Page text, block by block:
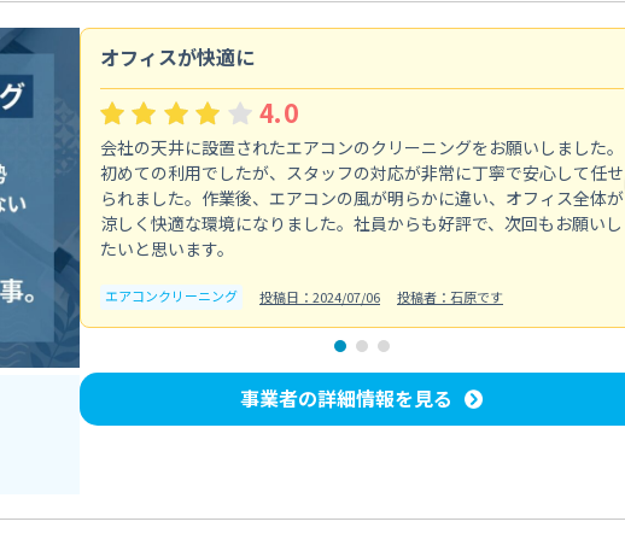
オフィスが快適に
4.0
会社の天井に設置されたエアコンのクリーニングをお願いしました。
初めての利用でしたが、スタッフの対応が非常に丁寧で安心して任せ
られました。作業後、エアコンの風が明らかに違い、オフィス全体が
涼しく快適な環境になりました。社員からも好評で、次回もお願いし
たいと思います。
エアコンクリーニング 投稿日：2024/07/06 投稿者：石原です
事業者の詳細情報を見る